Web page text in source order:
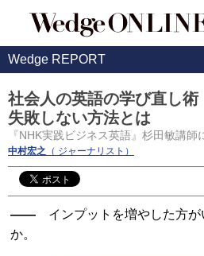
Wedge REPORT
社会人の英語の学び直し術
失敗しない方法とは
『NHK実践ビジネス英語』杉田敏講師
中村宏之 （ ジャーナリスト）
―― インプットを増やした方が
か。